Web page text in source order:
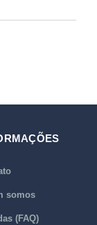
somos
(FAQ)